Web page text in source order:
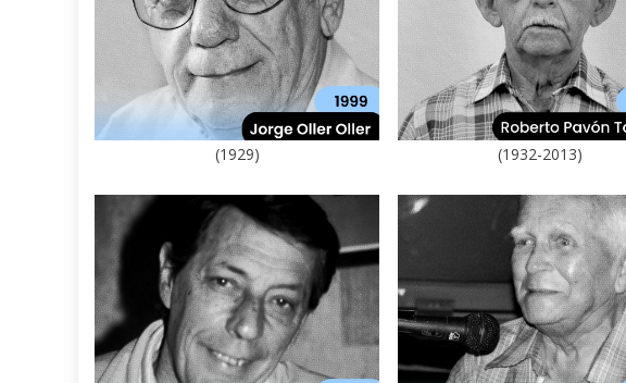
(1929) (1932-2013)